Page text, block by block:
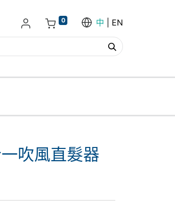
0 中 EN
吹風直髮器